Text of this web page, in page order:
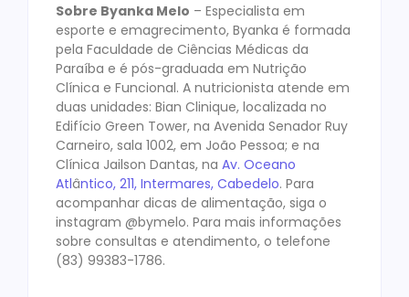
Sobre Byanka Melo – Especialista em
esporte e emagrecimento, Byanka é formada
pela Faculdade de Ciências Médicas da
Paraíba e é pós-graduada em Nutrição
Clínica e Funcional. A nutricionista atende em
duas unidades: Bian Clinique, localizada no
Edifício Green Tower, na Avenida Senador Ruy
Carneiro, sala 1002, em João Pessoa; e na
Clínica Jailson Dantas, na Av. Oceano
Atlântico, 211, Intermares, Cabedelo. Para
acompanhar dicas de alimentação, siga o
instagram @bymelo. Para mais informações
sobre consultas e atendimento, o telefone
(83) 99383-1786.